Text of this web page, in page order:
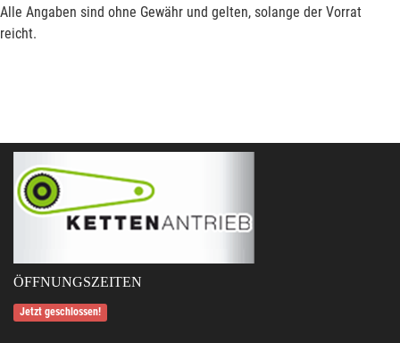
Alle Angaben sind ohne Gewähr und gelten, solange der Vorrat
reicht.
ÖFFNUNGSZEITEN
Jetzt geschlossen!